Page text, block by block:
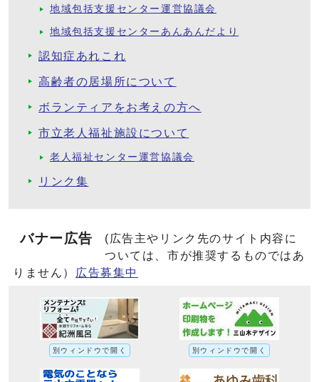
地域包括支援センター運営協議会
地域包括支援センターあんあんだより
認知症あれこれ
高齢者の居場所について
ボランティアをお考えの方へ
市立老人福祉施設について
老人福祉センター運営協議会
リンク集
バナー広告
(広告主やリンク先のサイト内容に
ついては、市が推奨するものではあ
りません）
広告募集中
別ウィンドウで開く 別ウィンドウで開く